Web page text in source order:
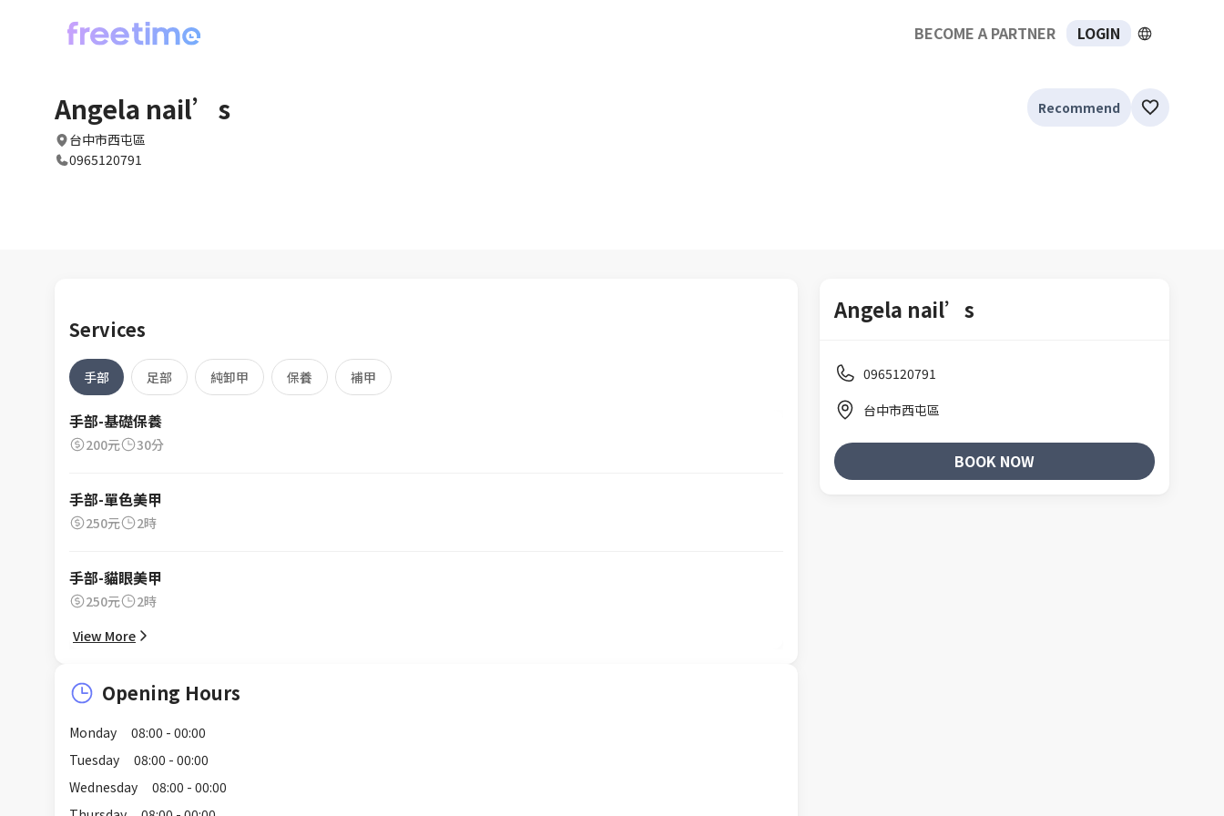
BECOME A PARTNER LOGIN
Angela nail’s
台中市西屯區
0965120791
Recommend
Services
手部 足部 純卸甲 保養 補甲
手部-基礎保養
200元 30分
手部-單色美甲
250元 2時
手部-貓眼美甲
250元
2時
View More
Opening Hours
Monday
08:00 - 00:00
Tuesday
08:00 - 00:00
Wednesday
08:00 - 00:00
Angela nail’s
0965120791
台中市西屯區
BOOK NOW